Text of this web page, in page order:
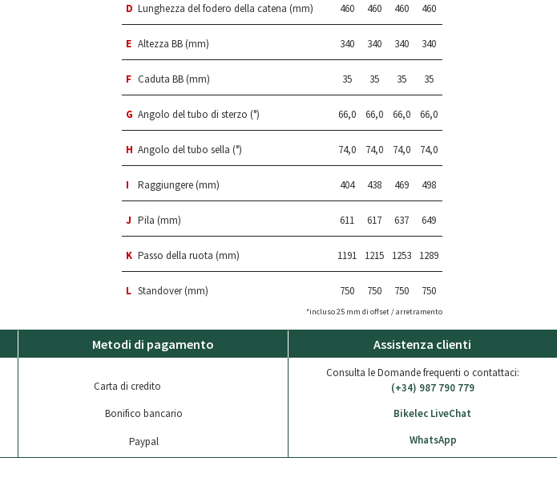
D Lunghezza del fodero della catena (mm) 460 460 460 460
E Altezza BB (mm) 340 340 340 340
F Caduta BB (mm) 35 35 35 35
G Angolo del tubo di sterzo (°) 66,0 66,0 66,0 66,0
H Angolo del tubo sella (°) 74,0 74,0 74,0 74,0
I Raggiungere (mm) 404 438 469 498
J Pila (mm) 611 617 637 649
K Passo della ruota (mm) 1191 1215 1253 1289
L Standover (mm) 750 750 750 750
*incluso 25 mm di offset / arretramento
Metodi di pagamento
Carta di credito
Bonifico bancario
Paypal
Assistenza clienti
Consulta le Domande frequenti o contattaci:
(+34) 987 790 779
Bikelec LiveChat
WhatsApp